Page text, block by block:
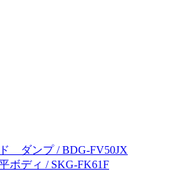
ダンプ / BDG-FV50JX
ディ / SKG-FK61F